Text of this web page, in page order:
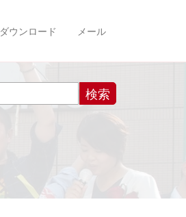
ダウンロード メール